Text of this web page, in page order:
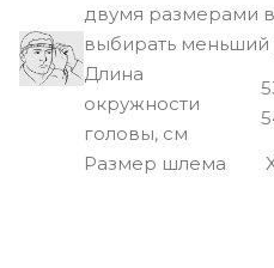
двумя размерами в
выбирать
Длина
окружности
головы, см
Размер шлема